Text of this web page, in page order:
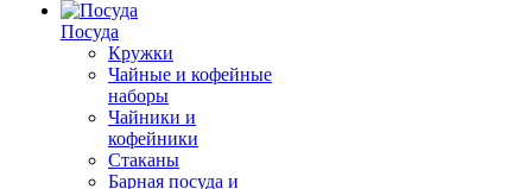
Посуда
Кружки
Чайные и кофейные
наборы
Чайники и
кофейники
Стаканы
Барная посуда и